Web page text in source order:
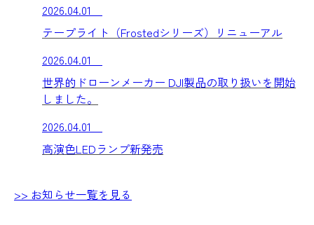
2026.04.01
テープライト（Frostedシリーズ）リニューアル
2026.04.01
世界的ドローンメーカー DJI製品の取り扱いを開始
しました。
2026.04.01
高演色LEDランプ新発売
>> お知らせ一覧を見る